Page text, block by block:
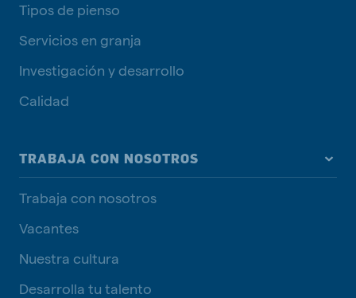
Tipos de pienso
Servicios en granja
Investigación y desarrollo
Calidad
TRABAJA CON NOSOTROS
Trabaja con nosotros
Vacantes
Nuestra cultura
Desarrolla tu talento